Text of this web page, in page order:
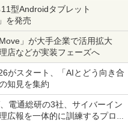
型Androidタブレット
を発売
」が大手企業で活用拡大
店などが実装フェーズへ
がスタート、「AIとどう向き合
知見を集約
電通総研の3社、サイバーイン
広報を一体的に訓練するプログ